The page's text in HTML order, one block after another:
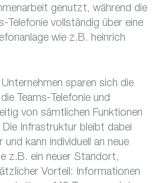
genutzt, während die
Telefonie vollständig über eine
wie z.B. heinrich
sparen sich die
Teams-Telefonie und
von sämtlichen Funktionen
Die Infrastruktur bleibt dabei
kann individuell an neue
z.B. ein neuer Standort,
Vorteil: Informationen